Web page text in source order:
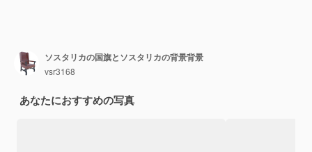
ソスタリカの国旗とソスタリカの背景背景
vsr3168
あなたにおすすめの写真